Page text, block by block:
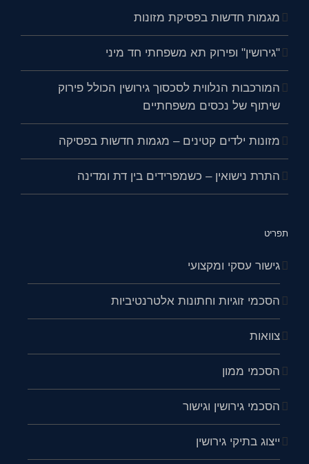
מגמות חדשות בפסיקת מזונות
"גירושין" ופירוק תא משפחתי חד מיני
המורכבות הנלווית לסכסוך גירושין הכולל פירוק
שיתוף של נכסים משפחתיים
מזונות ילדים קטינים – מגמות חדשות בפסיקה
התרת נישואין – כשמפרידים בין דת ומדינה
תפריט
גישור עסקי ומקצועי
הסכמי זוגיות וחתונות אלטרנטיביות
צוואות
הסכמי ממון
הסכמי גירושין וגישור
ייצוג בתיקי גירושין